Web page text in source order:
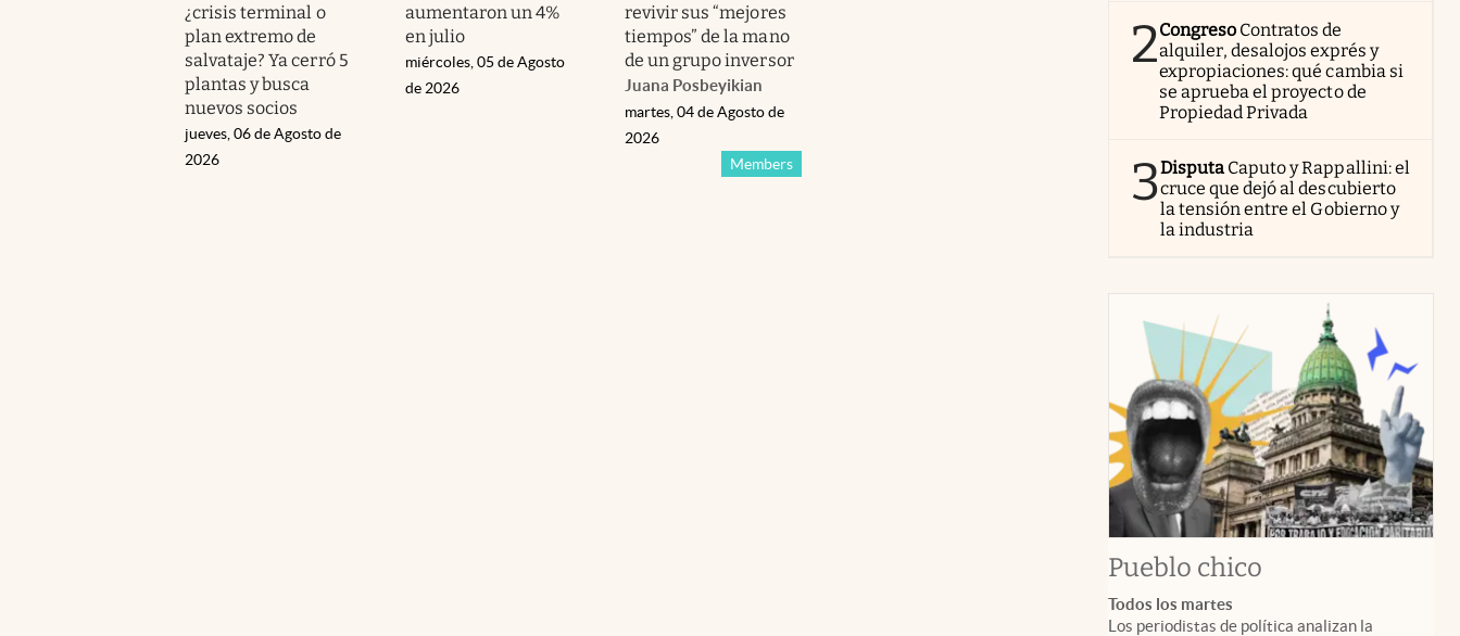
¿crisis terminal o
plan extremo de
salvataje? Ya cerró 5
plantas y busca
nuevos socios
jueves, 06 de Agosto de
2026
aumentaron un 4%
en julio
miércoles, 05 de Agosto
de 2026
revivir sus “mejores
tiempos” de la mano
de un grupo inversor
Juana Posbeyikian
Members
martes, 04 de Agosto de
2026
2Congreso Contratos de
alquiler, desalojos exprés y
expropiaciones: qué cambia si
se aprueba el proyecto de
Propiedad Privada
3Disputa Caputo y Rappallini: el
cruce que dejó al descubierto
la tensión entre el Gobierno y
la industria
Pueblo chico
Todos los martes
Los periodistas de política analizan la